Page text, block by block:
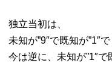
独立当初は、
未知が”9″で既知が”1″で
今は逆に、未知が”1″で